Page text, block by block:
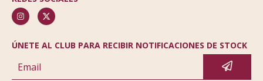
ÚNETE AL CLUB PARA RECIBIR NOTIFICACIONES DE STOCK